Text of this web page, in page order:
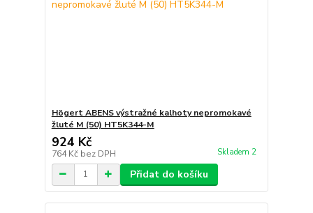
Högert ABENS výstražné kalhoty nepromokavé
žluté M (50) HT5K344-M
924 Kč
764 Kč bez DPH Skladem 2
Přidat do košíku